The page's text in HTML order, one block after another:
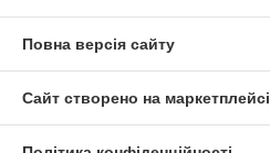
Повна версія сайту
Сайт створено на маркетплейсі